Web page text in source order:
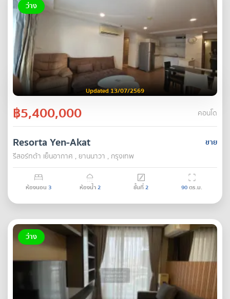
ว่าง
Updated 13/07/2569
฿5,400,000 คอนโด
ขาย
Resorta Yen-Akat
รีสอร์ทต้า เย็นอากาศ , ยานนาวา , กรุงเทพ
ห้องนอน 3 ห้องน้ำ2 ชั้นที่2 90ตร.ม.
ว่าง